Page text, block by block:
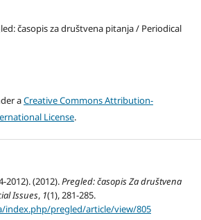
časopis za društvena pitanja / Periodical
aCreative Commons Attribution-
License.
(2012).Pregled: časopis Za društvena
Issues, 1(1), 281-285.
index.php/pregled/article/view/805